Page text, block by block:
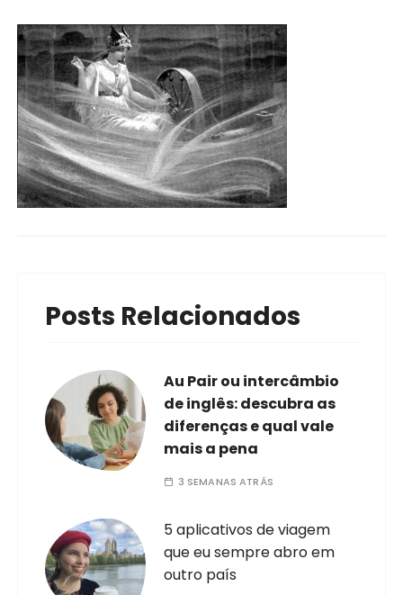
Posts Relacionados
Au Pair ou intercâmbio
de inglês: descubra as
diferenças e qual vale
mais a pena
3 SEMANAS ATRÁS
5 aplicativos de viagem
que eu sempre abro em
outro país